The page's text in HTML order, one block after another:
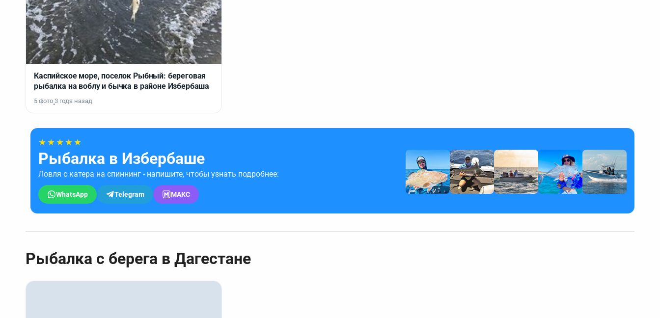
Каспийское море, поселок Рыбный: береговая
рыбалка на воблу и бычка в районе Избербаша
5 фото•3 года назад
★★★★★
Рыбалка в Избербаше
Ловля с катера на спиннинг - напишите, чтобы узнать подробнее:
WhatsApp Telegram МАКС
Рыбалка с берега в Дагестане